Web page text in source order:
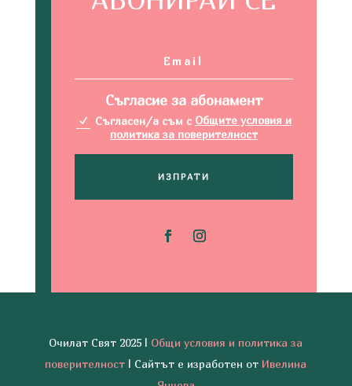
Съгласие за абонамент
Съгласен/а съм с Общите условия и
политика за поверителност
ИЗПРАТИ
Очилат Свят 2025 | Общи условия и политика за
поверителност | Сайтът е изработен от Ивелина